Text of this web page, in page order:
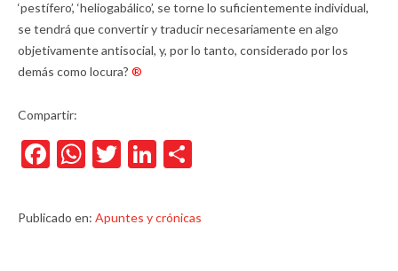
‘pestífero’, ‘heliogabálico’, se torne lo suficientemente individual,
se tendrá que convertir y traducir necesariamente en algo
objetivamente antisocial, y, por lo tanto, considerado por los
demás como locura? ®
Compartir:
Facebook
WhatsApp
TwitterLinkedIn
Publicado en: Apuntes y crónicas